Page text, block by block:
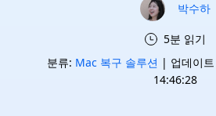
박수하
5분 읽기
분류: Mac 복구 솔루션 | 업데이
14:46:28